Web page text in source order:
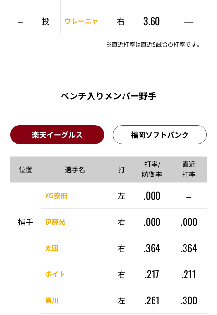
–
投 ウレーニャ 右 3.60 —
※直近打率は直近5試合の打率です。
ベンチ入りメンバー野手
楽天イーグルス 福岡ソフトバンク
位置 選手名 打
打率/
防御率
直近
打率
捕手
YG安田 左 .000 –
伊藤光 右 .000 .000
太田 右 .364 .364
ボイト 右 .217 .211
黒川 左 .261 .300